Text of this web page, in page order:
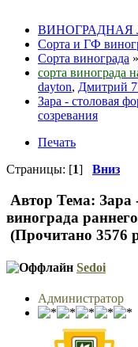
ВИНОГРАДНАЯ
Сорта и ГФ
Сорта винограда »
сорта винограда
dayton, Дмитрий
Зара - столовая
созревания
Печать
Страницы: [1] Вниз
Автор Тема: Зара
винограда
(Прочитано 3576
Sedoi
Администратор